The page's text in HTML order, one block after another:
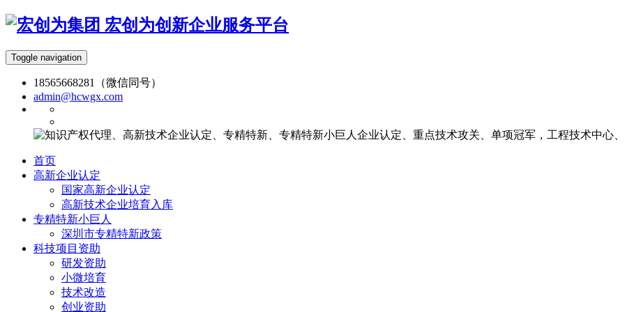
宏创为创新企业服务平台
Toggle navigation
18565668281（微信同号）
admin@hcwgx.com
首页
高新企业认定
国家高新企业认定
高新技术企业培育入库
专精特新小巨人
深圳市专精特新政策
科技项目资助
研发资助
小微培育
技术改造
创业资助